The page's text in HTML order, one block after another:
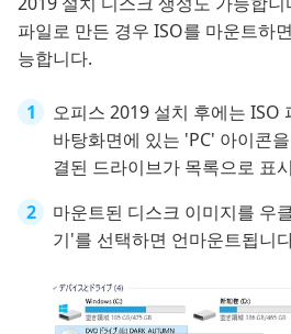
파일로 만든 경우 ISO를 마운트하
능합니다.
오피스 2019 설치 후에는 ISO
바탕화면에 있는 'PC' 아이콘
결된 드라이브가 목록으로 표
마운트된 디스크 이미지를 우
기'를 선택하면 언마운트됩니